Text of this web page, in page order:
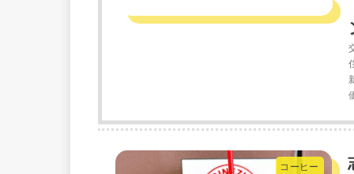
コーヒー